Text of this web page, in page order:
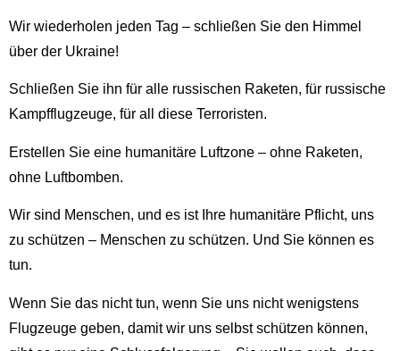
Wir wiederholen jeden Tag – schließen Sie den Himmel
über der Ukraine!
Schließen Sie ihn für alle russischen Raketen, für russische
Kampfflugzeuge, für all diese Terroristen.
Erstellen Sie eine humanitäre Luftzone – ohne Raketen,
ohne Luftbomben.
Wir sind Menschen, und es ist Ihre humanitäre Pflicht, uns
zu schützen – Menschen zu schützen. Und Sie können es
tun.
Wenn Sie das nicht tun, wenn Sie uns nicht wenigstens
Flugzeuge geben, damit wir uns selbst schützen können,